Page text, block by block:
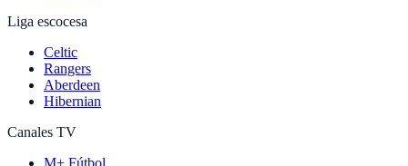
Liga escocesa
Celtic
Rangers
Aberdeen
Hibernian
Canales TV